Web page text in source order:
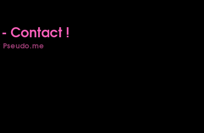
Contact !
Pseudo.me